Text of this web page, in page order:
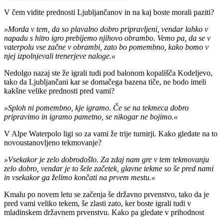
V čem vidite prednosti Ljubljančanov in na kaj boste morali paziti?
»Morda v tem, da so plavalno dobro pripravljeni, vendar lahko v
napadu s hitro igro prebijemo njihovo obrambo. Vemo pa, da se v
vaterpolu vse začne v obrambi, zato bo pomembno, kako bomo v
njej izpolnjevali trenerjeve naloge.«
Nedolgo nazaj ste že igrali tudi pod balonom kopališča Kodeljevo,
tako da Ljubljančani kar se domačega bazena tiče, ne bodo imeli
kakšne velike prednosti pred vami?
»Sploh ni pomembno, kje igramo. Če se na tekmeca dobro
pripravimo in igramo pametno, se nikogar ne bojimo.«
V Alpe Waterpolo ligi so za vami že trije turnirji. Kako gledate na to
novoustanovljeno tekmovanje?
»Vsekakor je zelo dobrodošlo. Za zdaj nam gre v tem tekmovanju
zelo dobro, vendar je to šele začetek, glavne tekme so še pred nami
in vsekakor ga želimo končati na prvem mestu.«
Kmalu po novem letu se začenja še državno prvenstvo, tako da je
pred vami veliko tekem, še zlasti zato, ker boste igrali tudi v
mladinskem državnem prvenstvu. Kako pa gledate v prihodnost